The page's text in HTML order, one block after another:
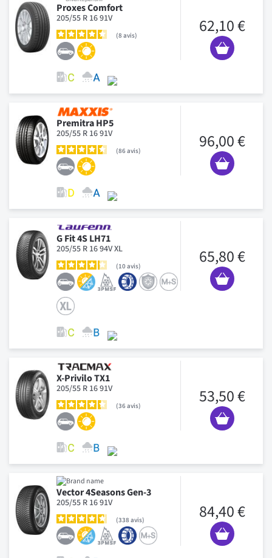
Proxes Comfort
205/55 R 16 91V
8 avis 62,10 €
Premitra HP5
205/55 R 16 91V
86avis 96,00 €
G Fit 4S LH71
205/55 R 16 94V XL
10avis 65,80 €
X-Privilo TX1
205/55 R 16 91V
36avis 53,50 €
Vector 4Seasons Gen-3
205/55 R 16 91V
338 avis 84,40 €